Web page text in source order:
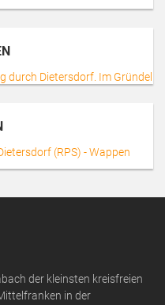
der kleinsten kreisfreien
in der